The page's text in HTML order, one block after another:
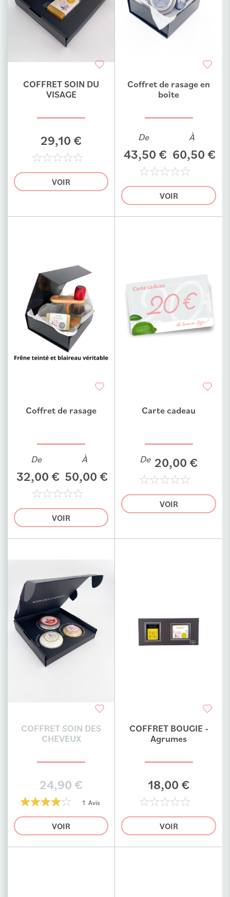
Ajouter au comparateur
COFFRET SOIN DU
VISAGE
29,10 €
0%
VOIR
Ajouter au comparateur
Coffret de rasage en
boîte
De
43,50 €
À
60,50 €
0%
VOIR
Ajouter au comparateur
Coffret de rasage
De
32,00 €
À
50,00 €
0%
VOIR
Ajouter au comparateur
Carte cadeau
De 20,00 €
0%
VOIR
Ajouter au comparateur
COFFRET SOIN DES
CHEVEUX
24,90 €
80%
1 Avis
VOIR
Ajouter au comparateur
COFFRET BOUGIE -
Agrumes
18,00 €
0%
VOIR